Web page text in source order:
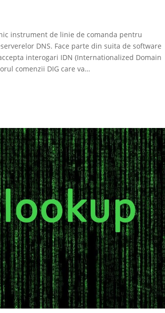
instrument de linie de comanda pentru
DNS. Face parte din suita de software
interogari IDN (Internationalized Domain
comenzii DIG care va…